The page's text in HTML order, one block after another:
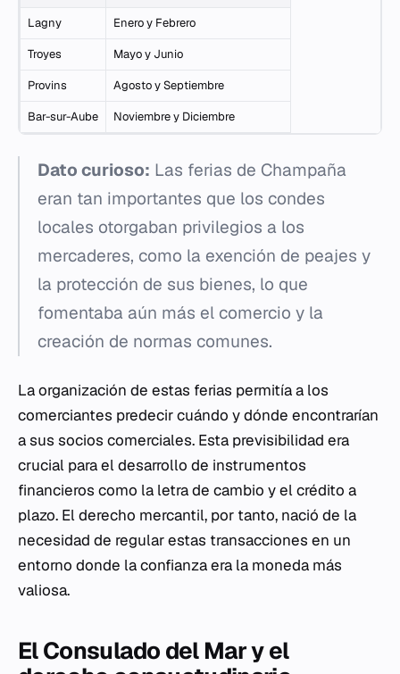
Lagny Enero y Febrero
Troyes Mayo y Junio
Provins Agosto y Septiembre
Bar-sur-Aube Noviembre y Diciembre
Dato curioso: Las ferias de Champaña
eran tan importantes que los condes
locales otorgaban privilegios a los
mercaderes, como la exención de peajes y
la protección de sus bienes, lo que
fomentaba aún más el comercio y la
creación de normas comunes.
La organización de estas ferias permitía a los
comerciantes predecir cuándo y dónde encontrarían
a sus socios comerciales. Esta previsibilidad era
crucial para el desarrollo de instrumentos
financieros como la letra de cambio y el crédito a
plazo. El derecho mercantil, por tanto, nació de la
necesidad de regular estas transacciones en un
entorno donde la confianza era la moneda más
valiosa.
El Consulado del Mar y el